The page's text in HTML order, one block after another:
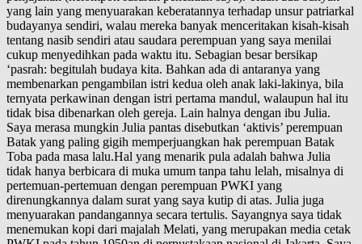
yang lain yang menyuarakan keberatannya terhadap unsur patriarkal
budayanya sendiri, walau mereka banyak menceritakan kisah-kisah
tentang nasib sendiri atau saudara perempuan yang saya menilai
cukup menyedihkan pada waktu itu. Sebagian besar bersikap
‘pasrah: begitulah budaya kita. Bahkan ada di antaranya yang
membenarkan pengambilan istri kedua oleh anak laki-lakinya, bila
ternyata perkawinan dengan istri pertama mandul, walaupun hal itu
tidak bisa dibenarkan oleh gereja. Lain halnya dengan ibu Julia.
Saya merasa mungkin Julia pantas disebutkan ‘aktivis’ perempuan
Batak yang paling gigih memperjuangkan hak perempuan Batak
Toba pada masa lalu.Hal yang menarik pula adalah bahwa Julia
tidak hanya berbicara di muka umum tanpa tahu lelah, misalnya di
pertemuan-pertemuan dengan perempuan PWKI yang
direnungkannya dalam surat yang saya kutip di atas. Julia juga
menyuarakan pandangannya secara tertulis. Sayangnya saya tidak
menemukan kopi dari majalah Melati, yang merupakan media cetak